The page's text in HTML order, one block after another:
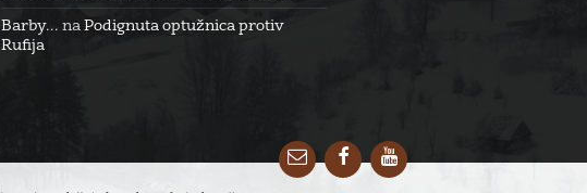
Barby... naPodignuta optužnica protiv
Rufija
EmailFacebookYouTube